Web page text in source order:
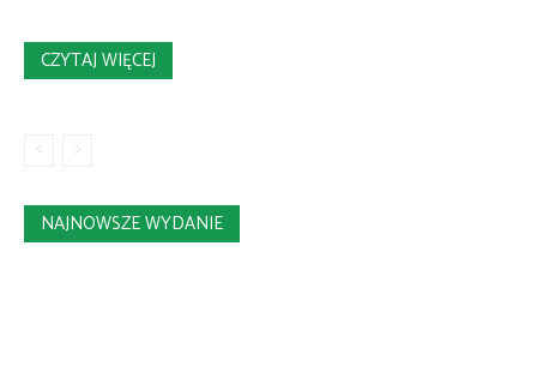
CZYTAJ WIĘCEJ
NAJNOWSZE WYDANIE